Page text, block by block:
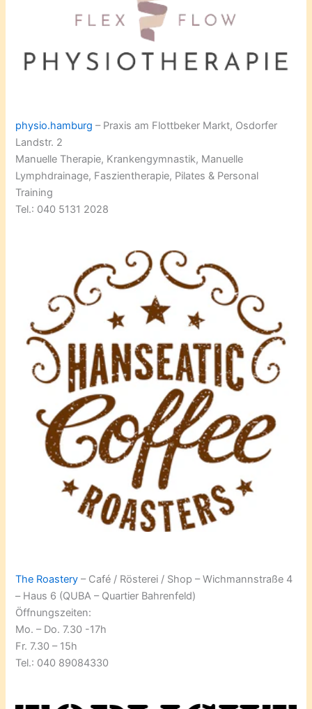
physio.hamburg – Praxis am Flottbeker Markt, Osdorfer
Landstr. 2
Manuelle Therapie, Krankengymnastik, Manuelle
Lymphdrainage, Faszientherapie, Pilates & Personal
Training
Tel.: 040 5131 2028
The Roastery – Café / Rösterei / Shop – Wichmannstraße 4
– Haus 6 (QUBA – Quartier Bahrenfeld)
Öffnungszeiten:
Mo. – Do. 7.30 -17h
Fr. 7.30 – 15h
Tel.: 040 89084330